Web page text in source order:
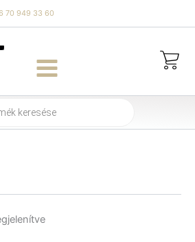
70 949 33 60
Sorted